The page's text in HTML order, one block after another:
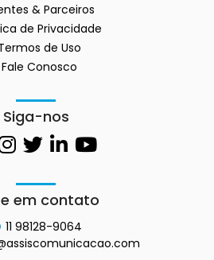
& Parceiros
de Privacidade
de Uso
Fale Conosco
Siga-nos
em contato
11 98128-9064